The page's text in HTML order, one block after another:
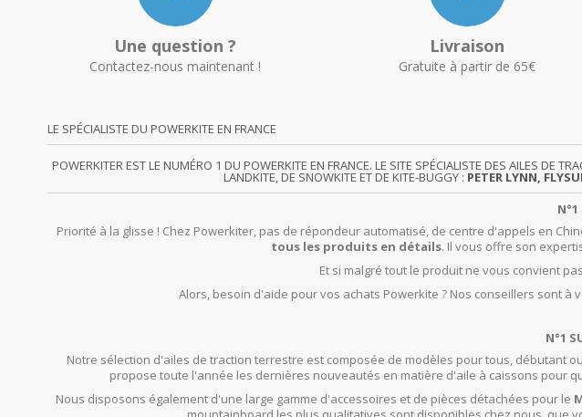
Une question ?
Contactez-nous maintenant !
Livraison
Gratuite à partir de 65€
LE SPÉCIALISTE DU POWERKITE EN FRANCE
POWERKITER EST LE NUMÉRO 1 DU POWERKITE EN FRANCE. LE SITE SPÉCIALISTE DES AILES DE
LANDKITE, DE SNOWKITE ET DE KITE-BUGGY : PETER LYNN,
N°1
Priorité à la glisse ! Chez Powerkiter, pas de répondeur automatisé, de centre d'appels en
tous les produits en détails. Il vous offre son
Et si malgré tout le produit ne vous convient
Alors, besoin d'aide pour vos achats Powerkite ? Nos conseillers sont à
N°1
Notre sélection d'ailes de traction terrestre est composée de modèles pour tous, débutant
propose toute l'année les dernières nouveautés en matière d'aile à caissons pour
Nous disposons également d'une large gamme d'accessoires et de pièces détachées pour le